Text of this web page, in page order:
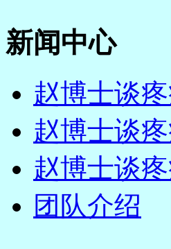
新闻中心
赵博士谈
赵博士谈
赵博士谈
团队介绍